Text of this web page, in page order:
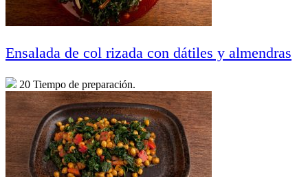
Ensalada de col rizada con dátiles y almendras
20 Tiempo de preparación.